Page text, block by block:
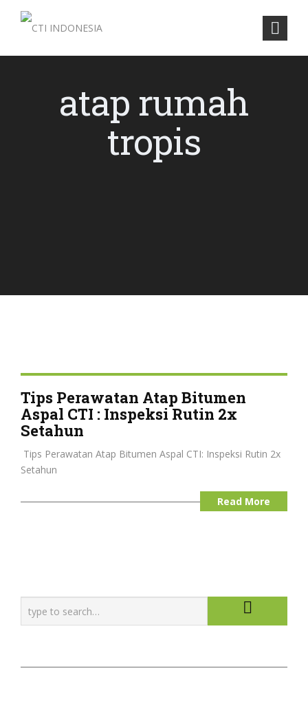
atap rumah
tropis
Tips Perawatan Atap Bitumen
Aspal CTI : Inspeksi Rutin 2x
Setahun
️ Tips Perawatan Atap Bitumen Aspal CTI: Inspeksi Rutin 2x
Setahun
Read More